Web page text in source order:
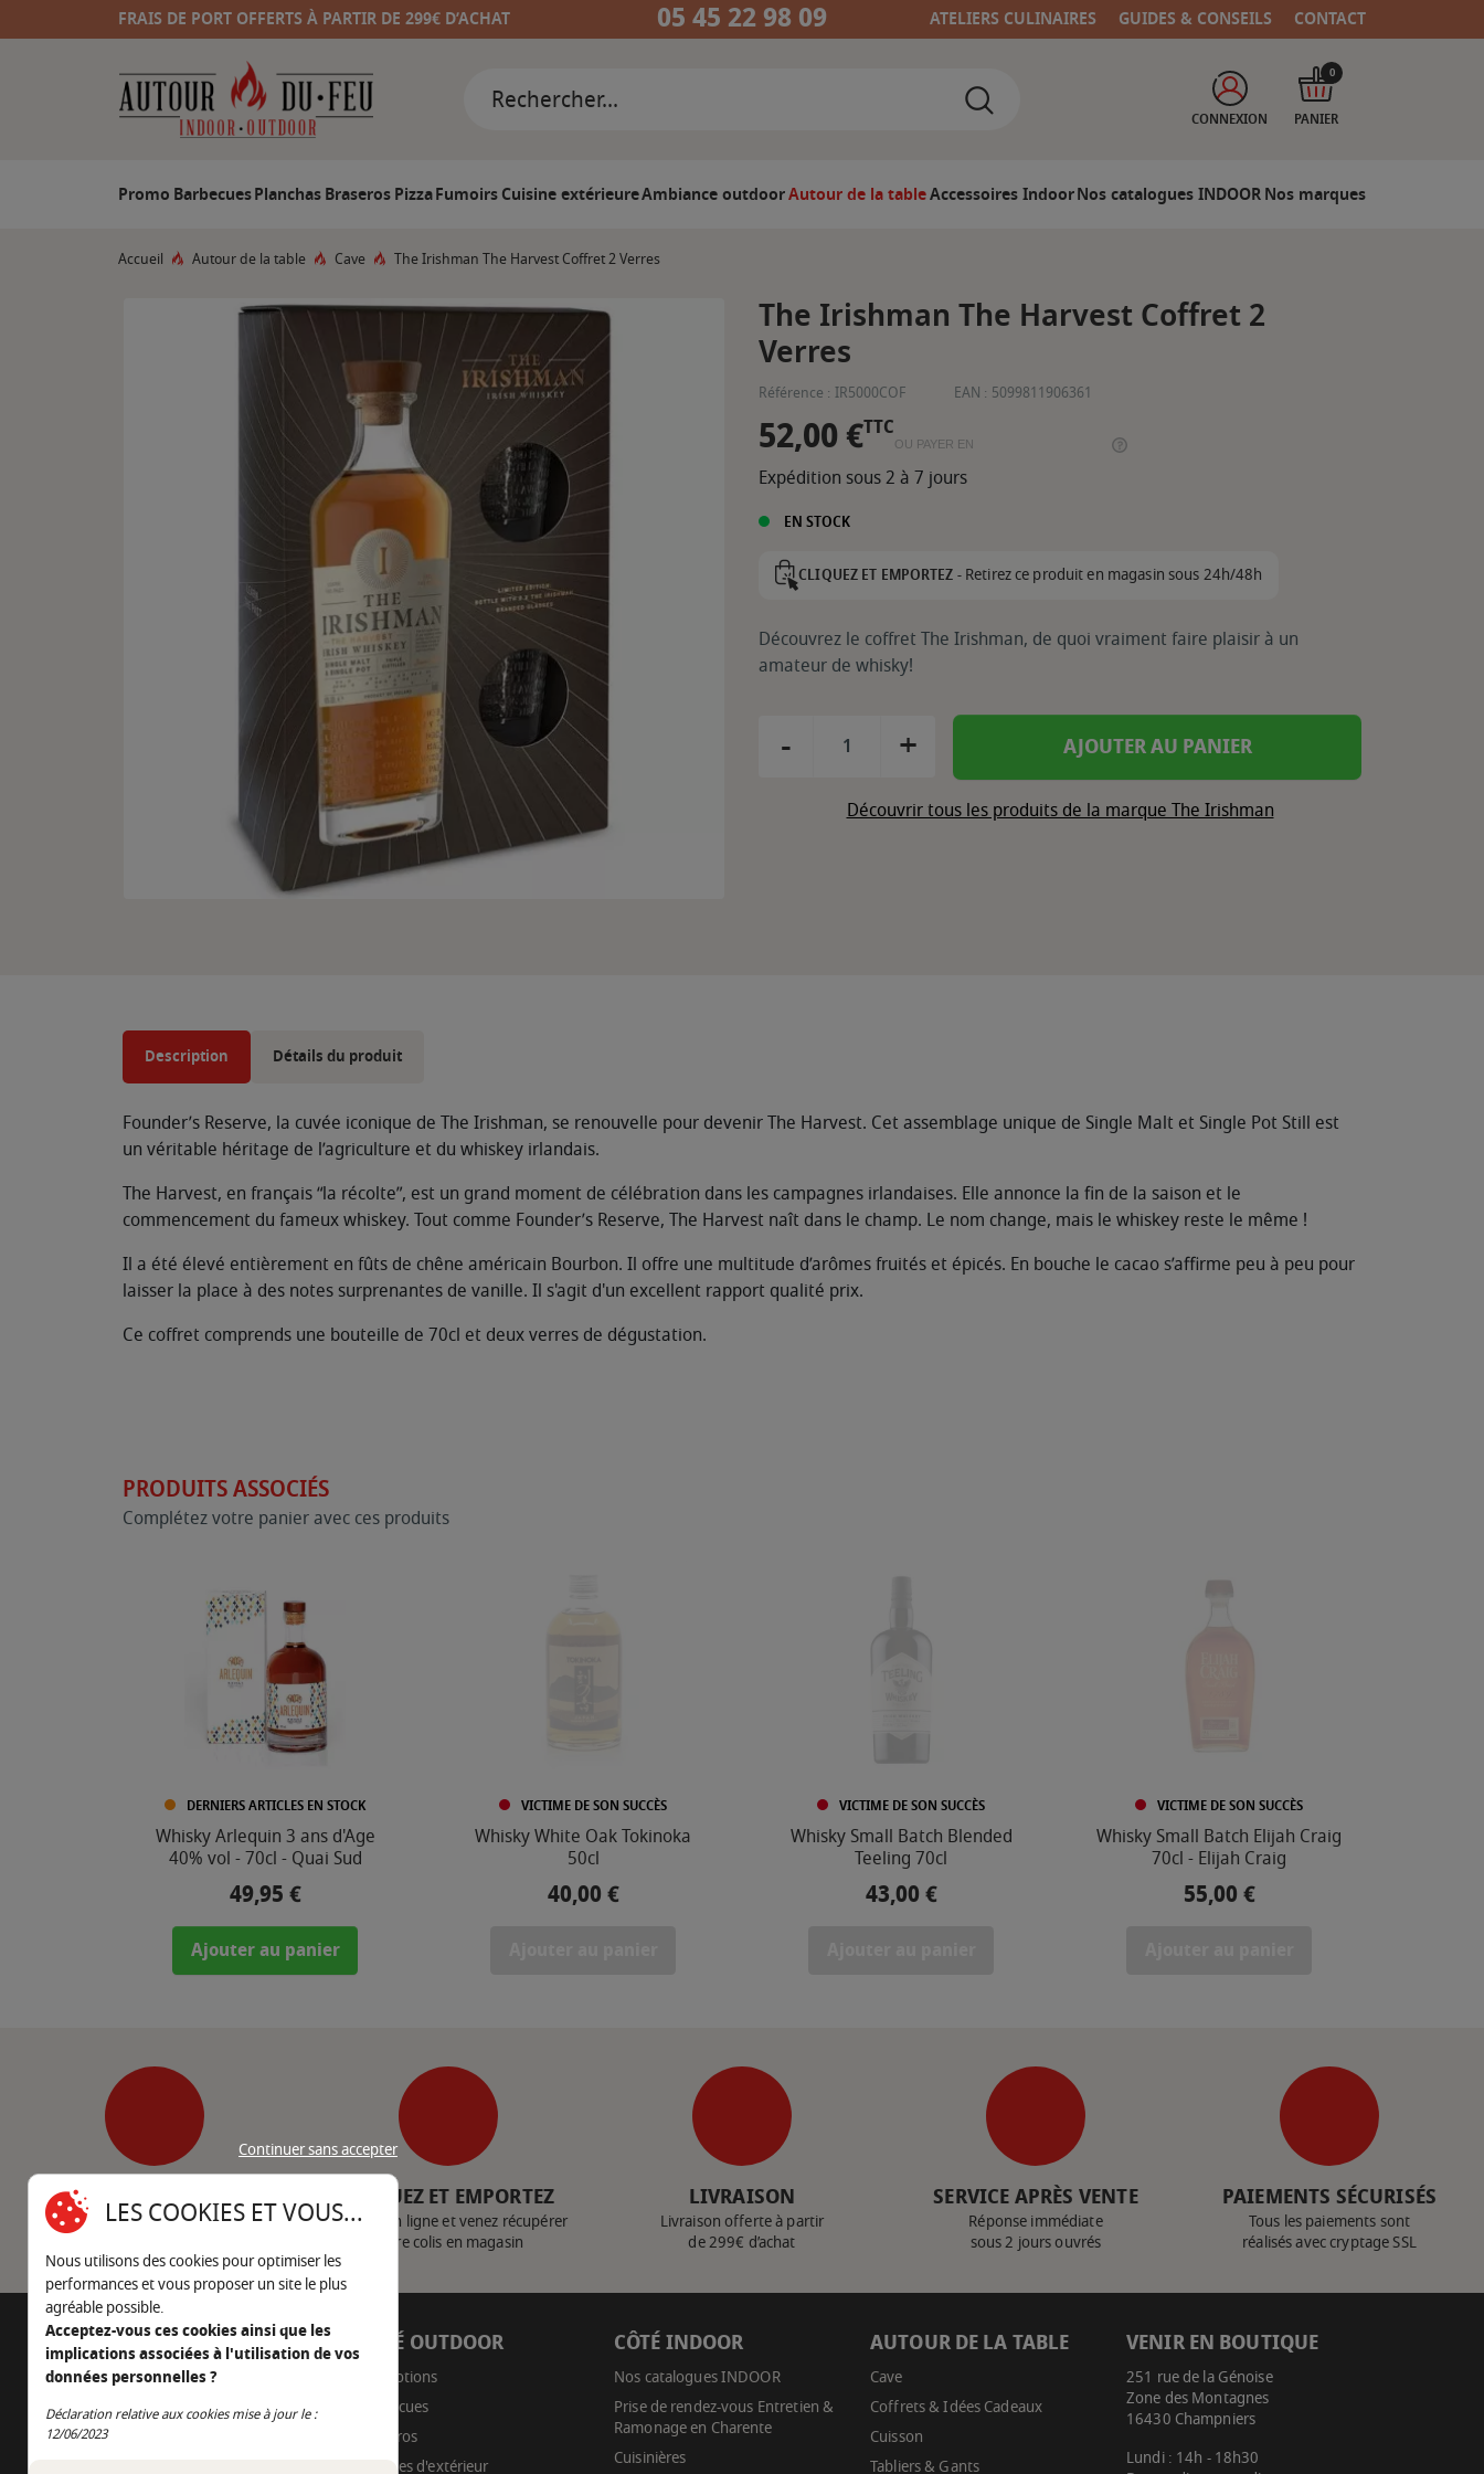
FRAIS DE PORT OFFERTS À PARTIR DE 299€ D’ACHAT 05 45 22 98 09 ATELIERS CULINAIRES GUIDES & CONSEILS CONTACT
CONNEXION PANIER
0
Promo BarbecuesPlanchasBraserosPizzaFumoirsCuisine extérieureAmbiance outdoorAutour de la tableAccessoires IndoorNos catalogues INDOORNos marques
Accueil Autour de la table Cave The Irishman The Harvest Coffret 2 Verres
The Irishman The Harvest Coffret 2
Verres
Référence : IR5000COF EAN : 5099811906361
52,00 €TTC
OU PAYER EN
Expédition sous 2 à 7 jours
EN STOCK
CLIQUEZ ET EMPORTEZ -Retirez ce produit en magasin sous 24h/48h
Découvrez le coffret The Irishman, de quoi vraiment faire plaisir à un
amateur de whisky!
- + AJOUTER AU PANIER
Découvrir tous les produits de la marque The Irishman
Description Détails du produit
Founder’s Reserve, la cuvée iconique de The Irishman, se renouvelle pour devenir The Harvest. Cet assemblage unique de Single Malt et Single Pot Still est
un véritable héritage de l’agriculture et du whiskey irlandais.
The Harvest, en français “la récolte”, est un grand moment de célébration dans les campagnes irlandaises. Elle annonce la fin de la saison et le
commencement du fameux whiskey. Tout comme Founder’s Reserve, The Harvest naît dans le champ. Le nom change, mais le whiskey reste le même !
Il a été élevé entièrement en fûts de chêne américain Bourbon. Il offre une multitude d’arômes fruités et épicés. En bouche le cacao s’affirme peu à peu pour
laisser la place à des notes surprenantes de vanille. Il s'agit d'un excellent rapport qualité prix.
Ce coffret comprends une bouteille de 70cl et deux verres de dégustation.
PRODUITS ASSOCIÉS
Complétez votre panier avec ces produits
DERNIERS ARTICLES EN STOCK
Whisky Arlequin 3 ans d'Age
40% vol - 70cl - Quai Sud
Prix
49,95 €
Ajouter au panier
VICTIME DE SON SUCCÈS
Whisky White Oak Tokinoka
50cl
Prix
40,00 €
VICTIME DE SON SUCCÈS
Whisky Small Batch Blended
Teeling 70cl
Prix
43,00 €
VICTIME DE SON SUCCÈS
Whisky Small Batch Elijah Craig
70cl - Elijah Craig
Prix
55,00 €
SERVICE CLIENT
Nous contacter
CLIQUEZ ET EMPORTEZ
Achetez en ligne et venez récupérer
votre colis en magasin
LIVRAISON
Livraison offerte à partir
de 299€ d’achat
SERVICE APRÈS VENTE
Réponse immédiate
sous 2 jours ouvrés
PAIEMENTS SÉCURISÉS
Tous les paiements sont
réalisés avec cryptage SSL
AUTOUR DU FEU
05 45 22 98 09
Nous envoyer un e-mail
CÔTÉ OUTDOOR
Promotions
Barbecues
Braseros
Cuisines d'extérieur
CÔTÉ INDOOR
Nos catalogues INDOOR
Prise de rendez-vous Entretien &
Ramonage en Charente
Cuisinières
AUTOUR DE LA TABLE
Cave
Coffrets & Idées Cadeaux
Cuisson
Tabliers & Gants
VENIR EN BOUTIQUE
251 rue de la Génoise
Zone des Montagnes
16430 Champniers
Lundi : 14h - 18h30
Continuer sans accepter
LES COOKIES ET VOUS...
Nous utilisons des cookies pour optimiser les
performances et vous proposer un site le plus
agréable possible.
Acceptez-vous ces cookies ainsi que les
implications associées à l'utilisation de vos
données personnelles ?
Déclaration relative aux cookies mise à jour le :
12/06/2023